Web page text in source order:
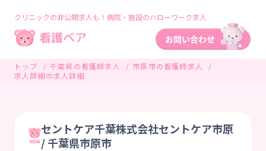
クリニックの非公開求人も！病院・施設のハローワーク求人
トップ 千葉県の看護師求人
市原市の看護師求人
求人詳細の求人詳細
セントケア千葉株式会社セントケア市原
/ 千葉県市原市